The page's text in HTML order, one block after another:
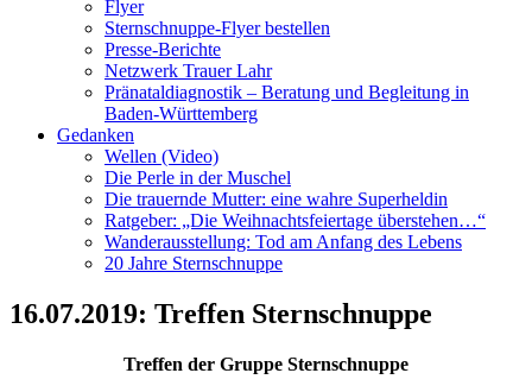
Flyer
Sternschnuppe-Flyer bestellen
Presse-Berichte
Netzwerk Trauer Lahr
Pränataldiagnostik – Beratung und Begleitung in
Baden-Württemberg
Gedanken
Wellen (Video)
Die Perle in der Muschel
Die trauernde Mutter: eine wahre Superheldin
Ratgeber: „Die Weihnachtsfeiertage überstehen…“
Wanderausstellung: Tod am Anfang des Lebens
20 Jahre Sternschnuppe
16.07.2019: Treffen Sternschnuppe
Treffen der Gruppe Sternschnuppe